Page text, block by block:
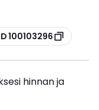
100103296
hinnan ja